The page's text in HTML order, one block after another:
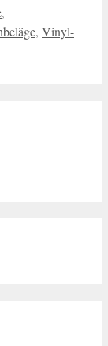
,
, Vinyl-